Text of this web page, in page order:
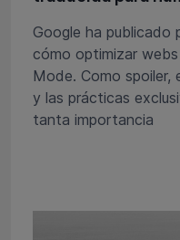
Google ha publicado
cómo optimizar
Mode. Como spoiler,
y las prácticas
tanta importancia